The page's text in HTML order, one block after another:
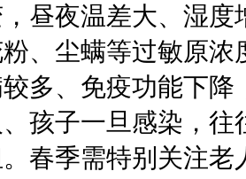
昼夜温差大、湿
、尘螨等过敏原
多、免疫功能下
孩子一旦感染，
春季需特别关注老